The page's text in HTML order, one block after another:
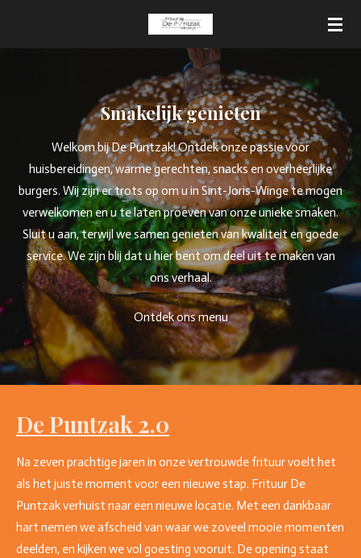
Smakelijk genieten
Welkom bij De Puntzak! Ontdek onze passie voor
huisbereidingen, warme gerechten, snacks en overheerlijke
burgers. Wij zijn er trots op om u in Sint-Joris-Winge te mogen
verwelkomen en u te laten proeven van onze unieke smaken.
Sluit u aan, terwijl we samen genieten van kwaliteit en goede
service. We zijn blij dat u hier bent om deel uit te maken van
ons verhaal.
Ontdek ons menu
De Puntzak 2.0
Na zeven prachtige jaren in onze vertrouwde frituur voelt het
als het juiste moment voor een nieuwe stap. Frituur De
Puntzak verhuist naar een nieuwe locatie. Met een dankbaar
hart nemen we afscheid van waar we zoveel mooie momenten
deelden, en kijken we vol goesting vooruit. De opening staat